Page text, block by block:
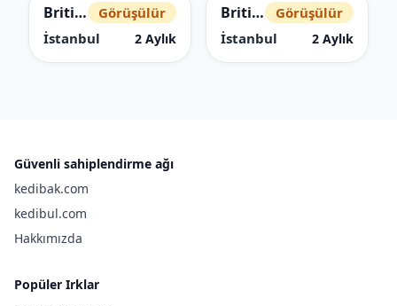
British Shorthair
Görüşülür
İstanbul
2 Aylık
British Longhair
Görüşülür
İstanbul
2 Aylık
Güvenli sahiplendirme ağı
kedibak.com
kedibul.com
Hakkımızda
Popüler Irklar